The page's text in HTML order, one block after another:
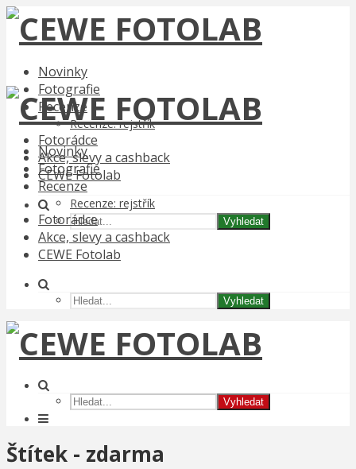
Novinky
Fotografie
Recenze
Recenze: rejstřík
Fotorádce
Akce, slevy a cashback
CEWE Fotolab
Vyhledat
Novinky
Fotografie
Recenze
Recenze: rejstřík
Fotorádce
Akce, slevy a cashback
CEWE Fotolab
Vyhledat
Vyhledat
Štítek - zdarma